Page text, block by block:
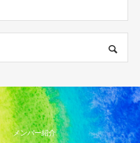
メンバー紹介